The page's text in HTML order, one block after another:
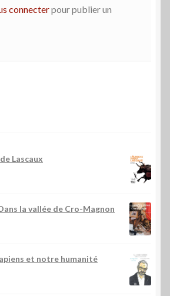
connecterpour publier un
Lascaux
la vallée de Cro-Magnon
et notre humanité